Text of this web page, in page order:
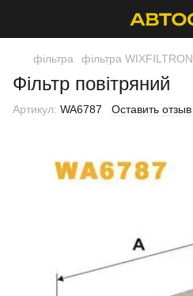
фільтра фільтра WIXFILTRON
Фільтр повітряний
Артикул: WA6787 Оставить отзыв